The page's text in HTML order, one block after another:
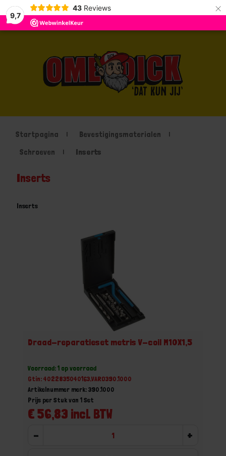
9,7
43 Reviews ×
Startpagina
Bevestigingsmaterialen
Schroeven
Inserts
Inserts
Inserts
Draad-reparatieset metris V-coil M10X1,5
Voorraad: 1 op voorraad
Gtin: 4022835040163,VARO390.1000
Artikelnummer merk: 390.1000
€ 56,83 incl. BTW
Prijs per Stuk van 1 Set
- +